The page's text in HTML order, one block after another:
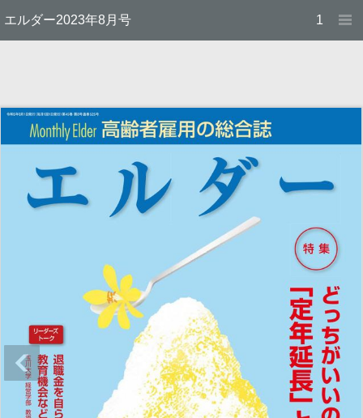
エルダー2023年8月号 1